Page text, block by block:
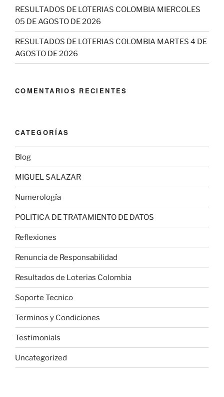
RESULTADOS DE LOTERIAS COLOMBIA MIERCOLES
05 DE AGOSTO DE 2026
RESULTADOS DE LOTERIAS COLOMBIA MARTES 4 DE
AGOSTO DE 2026
COMENTARIOS RECIENTES
CATEGORÍAS
Blog
MIGUEL SALAZAR
Numerología
POLITICA DE TRATAMIENTO DE DATOS
Reflexiones
Renuncia de Responsabilidad
Resultados de Loterias Colombia
Soporte Tecnico
Terminos y Condiciones
Testimonials
Uncategorized